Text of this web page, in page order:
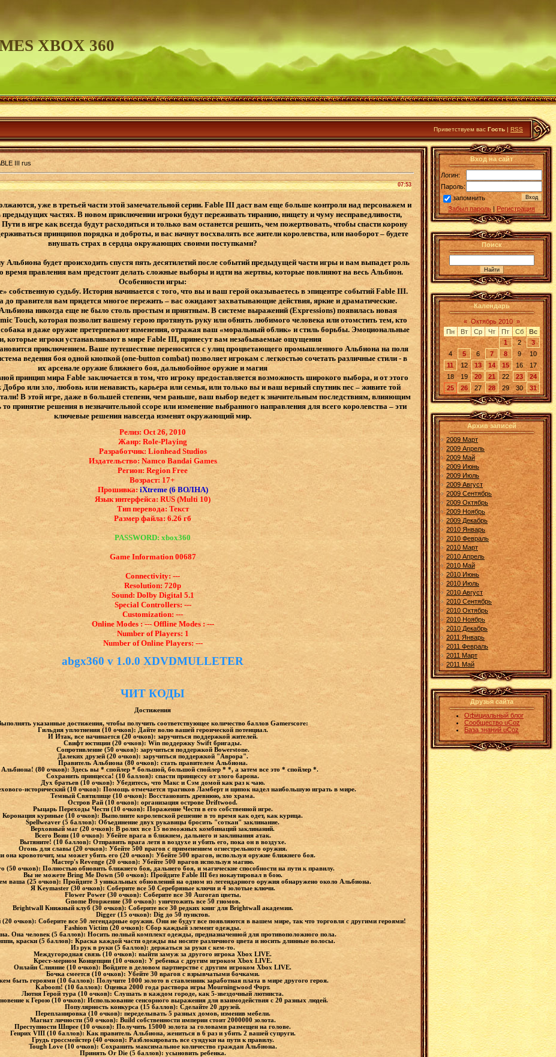
XBOX 360
Приветствуем вас Гость | RSS
III rus
07:53
уже в третьей части этой замечательной серии. Fable III даст вам еще больше контроля над персонажем и
частях. В новом приключении игроки будут переживать тиранию, нищету и чуму несправедливости,
в игре как всегда будут расходиться и только вам останется решить, чем пожертвовать, чтобы спасти корону
принципов порядка и доброты, и вас начнут восхвалять все жители королевства, или наоборот – будете
внушать страх в сердца окружающих своими поступками?
Альбиона будет происходить спустя пять десятилетий после событий предыдущей части игры и вам выпадет роль
время правления вам предстоит делать сложные выборы и идти на жертвы, которые повлияют на весь Альбион.
Особенности игры:
собственную судьбу. История начинается с того, что вы и ваш герой оказываетесь в эпицентре событий Fable III.
до правителя вам придется многое пережить – вас ожидают захватывающие действия, яркие и драматические.
никогда еще не было столь простым и приятным. В системе выражений (Expressions) появилась новая
Touch, которая позволит вашему герою протянуть руку или обнять любимого человека или отомстить тем, кто
и даже оружие претерпевают изменения, отражая ваш «моральный облик» и стиль борьбы. Эмоциональные
которые игроки устанавливают в мире Fable III, принесут вам незабываемые ощущения
приключением. Ваше путешествие переносится с улиц процветающего промышленного Альбиона на поля
ведения боя одной кнопкой (one-button combat) позволяет игрокам с легкостью сочетать различные стили - в
их арсенале оружие ближнего боя, дальнобойное оружие и магия
принцип мира Fable заключается в том, что игроку предоставляется возможность широкого выбора, и от этого
Добро или зло, любовь или ненависть, карьера или семья, или только вы и ваш верный спутник пес – живите той
В этой игре, даже в большей степени, чем раньше, ваш выбор ведет к значительным последствиям, влияющим
принятие решения в незначительной ссоре или изменение выбранного направления для всего королевства – эти
ключевые решения навсегда изменят окружающий мир.
Релиз: Oct 26, 2010
Жанр: Role-Playing
Разработчик: Lionhead Studios
Издательство: Namco Bandai Games
Регион: Region Free
Возраст: 17+
Прошивка: iXtreme (6 ВОЛНА)
Язык интерфейса: ​RUS (Multi 10)
Тип перевода: Текст
Размер файла: 6.26 гб
PASSWORD: xbox360
Game Information 00687
Connectivity: ---
Resolution: 720p
Sound: Dolby Digital 5.1
Special Controllers: ---
Customization: ---
Online Modes : --- Offline Modes : ---
Number of Players: 1
Number of Online Players: ---
abgx360 v 1.0.0 XDVDMULLETER
ЧИТ КОДЫ
Достижения
указанные достижения, чтобы получить соответствующее количество баллов Gamerscore:
Гильдия уплотнения (10 очков): Дайте волю вашей героической потенциал.
И Итак, все начинается (20 очков): заручиться поддержкой жителей.
Свифт юстиции (20 очков): Win поддержку Swift бригады.
Сопротивление (50 очков): заручиться поддержкой Bowerstone.
Далеких друзей (20 очков): заручиться поддержкой "Аврора".
Правитель Альбиона (80 очков): стать правителем Альбиона.
(80 очков): Здесь вы * спойлер * большой, большой спойлер * *, а затем все это * спойлер *.
Сохранить принцесса! (10 баллов): спасти принцессу от злого барона.
Дух братьев (10 очков): Убедитесь, что Макс и Сэм домой как раз к чаю.
исторический (10 очков): Помощь отмечается трагиков Ламберт и щипок надел наибольшую играть в мире.
Темный Святилище (10 очков): Восстановить древнюю, зло храма.
Остров Рай (10 очков): организация острове Driftwood.
Рыцарь Переходы Чести (10 очков): Поражение Чести в его собственной игре.
Коронация куриные (10 очков): Выполните королевской решение в то время как одет, как курица.
Spellweaver (5 баллов): Объединение двух рукавицы бросить "соткан" заклинание.
Верховный маг (20 очков): В ролях все 15 возможных комбинаций заклинаний.
Всего Воин (10 очков): Убейте врага в ближнем, дальнего и заклинания атак.
Вытяните! (10 баллов): Отправить врага летя в воздухе и убить его, пока он в воздухе.
Огонь для славы (20 очков): Убейте 500 врагов с применением огнестрельного оружия.
она кровоточит, мы может убить его (20 очков): Убейте 500 врагов, используя оружие ближнего боя.
Мастер's Revenge (20 очков): Убейте 500 врагов используя магию.
(50 очков): Полностью обновить ближнего боя, дальнего боя, и магические способности на пути к правилу.
Вы не можете Bring Me Down (50 очков): Пройдите Fable III без нокаутировал в бою.
ваша (25 очков): Пройдите 3 уникальных обновлений на одном из легендарного оружия обнаружено около Альбиона.
Я Keymaster (30 очков): Соберите все 50 Серебряные ключи и 4 золотые ключи.
Flower Power (30 очков): Соберите все 30 Auroran цветы.
Gnome Вторжение (30 очков): уничтожить все 50 гномов.
Brightwall Книжный клуб (30 очков): Соберите все 30 редких книг для Brightwall академии.
Digger (15 очков): Dig до 50 пунктов.
очков): Соберите все 50 легендарные оружия. Они не будут все появляются в вашем мире, так что торговля с другими героями!
Fashion Victim (20 очков): Сбор каждый элемент одежды.
Она человек (5 баллов): Носить полный комплект одежды, предназначенной для противоположного пола.
краски (5 баллов): Краска каждой части одежды вы носите различного цвета и носить длинные волосы.
Из рук в руки (5 баллов): держаться за руки с кем-то.
Междугородная связь (10 очков): выйти замуж за другого игрока Xbox LIVE.
Крест-мерном Концепции (10 очков): У ребенка с другим игроком Xbox LIVE.
Онлайн Слияние (10 очков): Войдите в деловом партнерстве с другим игроком Xbox LIVE.
Бочка смеется (10 очков): Убейте 30 врагов с взрывчатыми бочками.
быть героями (10 баллов): Получите 1000 золото в ставленник заработная плата в мире другого героя.
Kaboom! (10 баллов): Оценка 2000 года раствора игры Mourningwood Форт.
Лютня Герой тура (10 очков): Слушать в каждом городе, как 5-звездочный лютниста.
к Герою (10 очков): Использование сенсорного выражения для взаимодействия с 20 разных людей.
Популярность конкурса (15 баллов): Сделайте 20 друзей.
Перепланировка (10 очков): переделывать 5 разных домов, изменив мебели.
Магнат личности (50 очков): Build собственности империи стоит 2000000 золота.
Преступности Шпрее (10 очков): Получить 15000 золота за головами размещен на голове.
Генрих VIII (10 баллов): Как правитель Альбиона, жениться в 6 раз и убить 2 вашей супруги.
Грудь гроссмейстер (40 очков): Разблокировать все сундуки на пути к правилу.
Tough Love (10 очков): Сохранить максимальное количество граждан Альбиона.
Принять Or Die (5 баллов): усыновить ребенка.
Вход на сайт
Логин:
Пароль:
запомнить
Забыл пароль | Регистрация
Поиск
Календарь
« Октябрь 2010 »
Пн
Вт Ср Чт Пт Сб
Вс
1
2
3
4
5 6 7 8 9
10
11
12 13 14 15 16
17
18
19 20 21 22 23
24
25
26 27 28 29 30 31
Архив записей
2009 Март
2009 Апрель
2009 Май
2009 Июнь
2009 Июль
2009 Август
2009 Сентябрь
2009 Октябрь
2009 Ноябрь
2009 Декабрь
2010 Январь
2010 Февраль
2010 Март
2010 Апрель
2010 Май
2010 Июнь
2010 Июль
2010 Август
2010 Сентябрь
2010 Октябрь
2010 Ноябрь
2010 Декабрь
2011 Январь
2011 Февраль
2011 Март
2011 Май
Друзья сайта
Официальный блог
Сообщество uCoz
База знаний uCoz